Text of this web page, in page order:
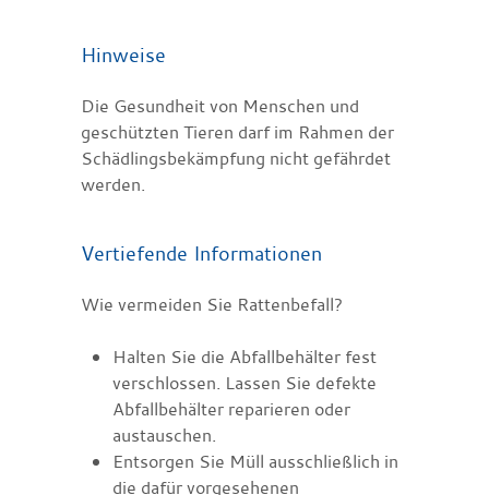
Hinweise
Die Gesundheit von Menschen und
geschützten Tieren darf im Rahmen der
Schädlingsbekämpfung nicht gefährdet
werden.
Vertiefende Informationen
Wie vermeiden Sie Rattenbefall?
Halten Sie die Abfallbehälter fest
verschlossen. Lassen Sie defekte
Abfallbehälter reparieren oder
austauschen.
Entsorgen Sie Müll ausschließlich in
die dafür vorgesehenen